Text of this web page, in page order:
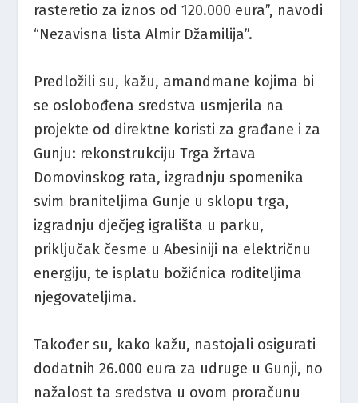
rasteretio za iznos od 120.000 eura”, navodi
“Nezavisna lista Almir Džamilija”.
Predložili su, kažu, amandmane kojima bi
se oslobođena sredstva usmjerila na
projekte od direktne koristi za građane i za
Gunju: rekonstrukciju Trga žrtava
Domovinskog rata, izgradnju spomenika
svim braniteljima Gunje u sklopu trga,
izgradnju dječjeg igrališta u parku,
priključak česme u Abesiniji na električnu
energiju, te isplatu božićnica roditeljima
njegovateljima.
Također su, kako kažu, nastojali osigurati
dodatnih 26.000 eura za udruge u Gunji, no
nažalost ta sredstva u ovom proračunu